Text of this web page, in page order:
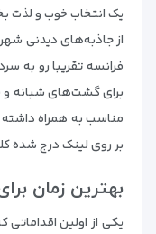
یک انتخاب خوب و لذت
از جاذبه‌های دیدنی
فرانسه تقریبا رو به
برای گشت‌های شبانه و
مناسب به همراه داشته
بر روی لینک درج شده
بهترین زمان
یکی از اولین اقداماتی